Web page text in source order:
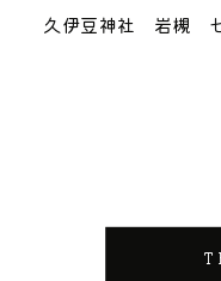
久伊豆神社 岩槻